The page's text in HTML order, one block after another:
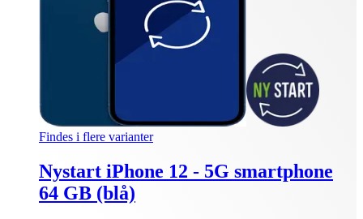
Findes i flere varianter
Nystart iPhone 12 - 5G smartphone
64 GB (blå)